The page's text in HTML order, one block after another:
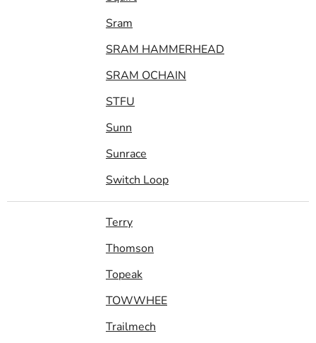
Sram
SRAM HAMMERHEAD
SRAM OCHAIN
STFU
Sunn
Sunrace
Switch Loop
Terry
Thomson
Topeak
TOWWHEE
Trailmech